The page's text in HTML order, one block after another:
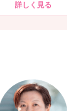
詳しく見る